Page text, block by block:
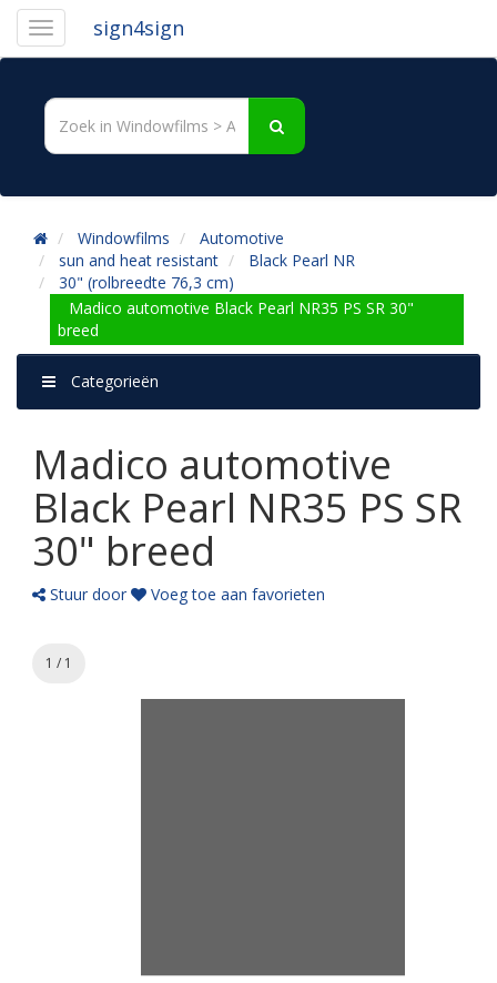
sign4sign
Windowfilms
Automotive
sun and heat resistant
Black Pearl NR
30" (rolbreedte 76,3 cm)
Madico automotive Black Pearl NR35 PS SR 30"
breed
Categorieën
Madico automotive
Black Pearl NR35 PS SR
30" breed
Stuur door Voeg toe aan favorieten
1 / 1